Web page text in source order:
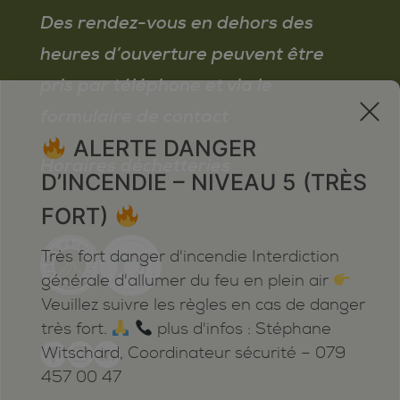
Des rendez-vous en dehors des
heures d’ouverture peuvent être
pris par téléphone et via le
Horaires déchetteries
x
ALERTE DANGER
D’INCENDIE – NIVEAU 5 (TRÈS
FORT)
Très fort danger d'incendie Interdiction
générale d'allumer du feu en plein air
Veuillez suivre les règles en cas de danger
très fort.
plus d'infos : Stéphane
Witschard, Coordinateur sécurité – 079
457 00 47